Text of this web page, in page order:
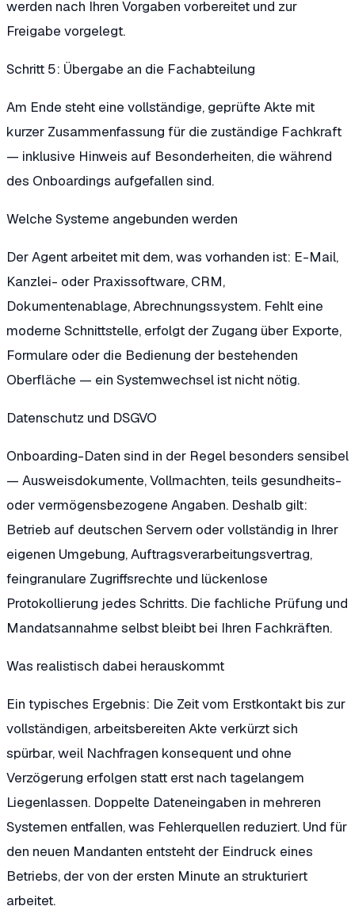
werden nach Ihren Vorgaben vorbereitet und zur
Freigabe vorgelegt.
Schritt 5: Übergabe an die Fachabteilung
Am Ende steht eine vollständige, geprüfte Akte mit
kurzer Zusammenfassung für die zuständige Fachkraft
— inklusive Hinweis auf Besonderheiten, die während
des Onboardings aufgefallen sind.
Welche Systeme angebunden werden
Der Agent arbeitet mit dem, was vorhanden ist: E-Mail,
Kanzlei- oder Praxissoftware, CRM,
Dokumentenablage, Abrechnungssystem. Fehlt eine
moderne Schnittstelle, erfolgt der Zugang über Exporte,
Formulare oder die Bedienung der bestehenden
Oberfläche — ein Systemwechsel ist nicht nötig.
Datenschutz und DSGVO
Onboarding-Daten sind in der Regel besonders sensibel
— Ausweisdokumente, Vollmachten, teils gesundheits-
oder vermögensbezogene Angaben. Deshalb gilt:
Betrieb auf deutschen Servern oder vollständig in Ihrer
eigenen Umgebung, Auftragsverarbeitungsvertrag,
feingranulare Zugriffsrechte und lückenlose
Protokollierung jedes Schritts. Die fachliche Prüfung und
Mandatsannahme selbst bleibt bei Ihren Fachkräften.
Was realistisch dabei herauskommt
Ein typisches Ergebnis: Die Zeit vom Erstkontakt bis zur
vollständigen, arbeitsbereiten Akte verkürzt sich
spürbar, weil Nachfragen konsequent und ohne
Verzögerung erfolgen statt erst nach tagelangem
Liegenlassen. Doppelte Dateneingaben in mehreren
Systemen entfallen, was Fehlerquellen reduziert. Und für
den neuen Mandanten entsteht der Eindruck eines
Betriebs, der von der ersten Minute an strukturiert
arbeitet.